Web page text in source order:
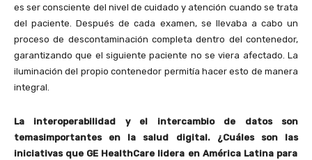
es ser consciente del nivel de cuidado y atención cuando se trata
del paciente. Después de cada examen, se llevaba a cabo un
proceso de descontaminación completa dentro del contenedor,
garantizando que el siguiente paciente no se viera afectado. La
iluminación del propio contenedor permitía hacer esto de manera
integral.
La interoperabilidad y el intercambio de datos son
temasimportantes en la salud digital. ¿Cuáles son las
iniciativas que GE HealthCare lidera en América Latina para